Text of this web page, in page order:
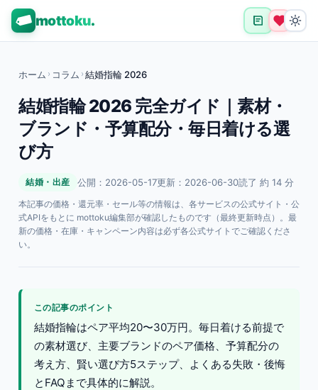
mottoku.
ホーム › コラム › 結婚指輪 2026
結婚指輪 2026 完全ガイド｜素材・
ブランド・予算配分・毎日着ける選
び方
結婚・出産 公開：2026-05-17更新：2026-06-30読了 約 14 分
本記事の価格・還元率・セール等の情報は、各サービスの公式サイト・公
式APIをもとに mottoku編集部が確認したものです（最終更新時点）。最
新の価格・在庫・キャンペーン内容は必ず各公式サイトでご確認くださ
い。
この記事のポイント
結婚指輪はペア平均20〜30万円。毎日着ける前提で
の素材選び、主要ブランドのペア価格、予算配分の
考え方、賢い選び方5ステップ、よくある失敗・後悔
とFAQまで具体的に解説。